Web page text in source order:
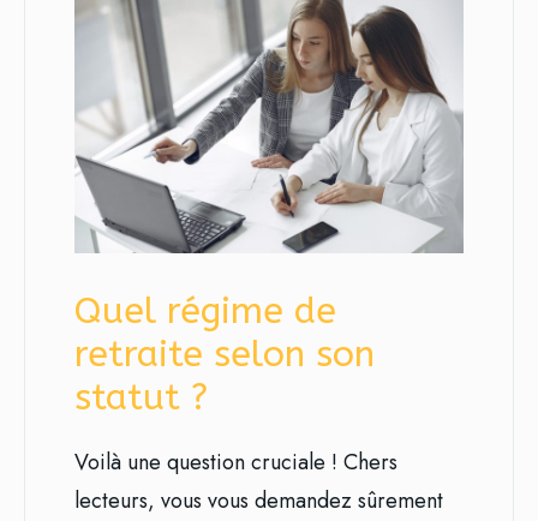
Quel régime de
retraite selon son
statut ?
Voilà une question cruciale ! Chers
lecteurs, vous vous demandez sûrement